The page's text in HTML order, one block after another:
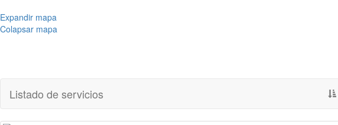
Expandir mapa
Colapsar mapa
Listado de servicios